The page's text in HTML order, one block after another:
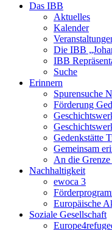
Das IBB
Aktuelles
Kalender
Die IBB
IBB
Suche
Erinnern
Spurensuche
Förderung
Gedenkstätte
Gemeinsam
An die Grenze
Nachhaltigkeit
ewoca 3
Europäische
Soziale Gesellschaft